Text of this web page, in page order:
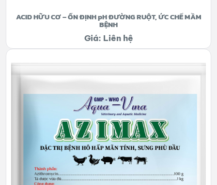
ACID HỮU CƠ – ỔN ĐỊNH pH ĐƯỜNG RUỘT, ỨC CHẾ MẦM
BỆNH
Giá: Liên hệ